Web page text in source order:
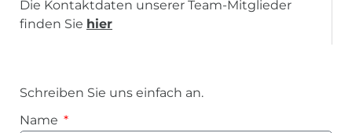
Die Kontaktdaten unserer Team-Mitglieder
finden Sie hier
Schreiben Sie uns einfach an.
Name